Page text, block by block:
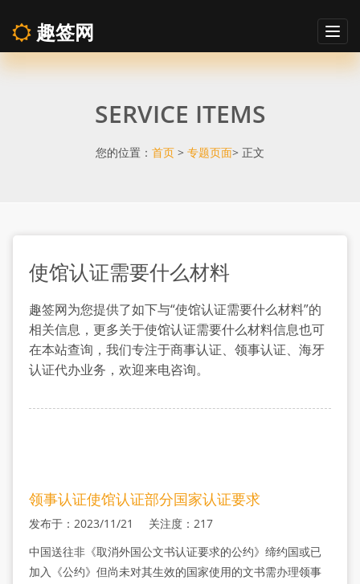
使
需
要
什
么
材
趣签网
SERVICE ITEMS
您的位置： 首页 > 专题页面> 正文
使馆认证需要什么材料
趣签网为您提供了如下与“使馆认证需要什么材料”的
相关信息，更多关于使馆认证需要什么材料信息也可
在本站查询，我们专注于商事认证、领事认证、海牙
认证代办业务，欢迎来电咨询。
领事认证使馆认证部分国家认证要求
发布于：2023/11/21 关注度：217
中国送往非《取消外国公文书认证要求的公约》缔约国或已
加入《公约》但尚未对其生效的国家使用的文书需办理领事